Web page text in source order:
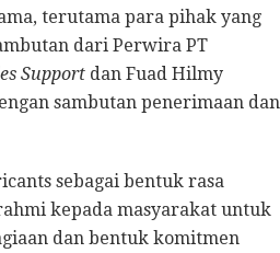
terutama para pihak yang
dari Perwira PT
Support dan Fuad Hilmy
sambutan penerimaan dan
sebagai bentuk rasa
kepada masyarakat untuk
dan bentuk komitmen